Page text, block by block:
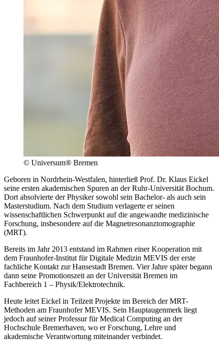
© Universum® Bremen
Geboren in Nordrhein-Westfalen, hinterließ Prof. Dr. Klaus Eickel
seine ersten akademischen Spuren an der Ruhr-Universität Bochum.
Dort absolvierte der Physiker sowohl sein Bachelor- als auch sein
Masterstudium. Nach dem Studium verlagerte er seinen
wissenschaftlichen Schwerpunkt auf die angewandte medizinische
Forschung, insbesondere auf die Magnetresonanztomographie
(MRT).
Bereits im Jahr 2013 entstand im Rahmen einer Kooperation mit
dem Fraunhofer-Institut für Digitale Medizin MEVIS der erste
fachliche Kontakt zur Hansestadt Bremen. Vier Jahre später begann
dann seine Promotionszeit an der Universität Bremen im
Fachbereich 1 – Physik/Elektrotechnik.
Heute leitet Eickel in Teilzeit Projekte im Bereich der MRT-
Methoden am Fraunhofer MEVIS. Sein Hauptaugenmerk liegt
jedoch auf seiner Professur für Medical Computing an der
Hochschule Bremerhaven, wo er Forschung, Lehre und
akademische Verantwortung miteinander verbindet.